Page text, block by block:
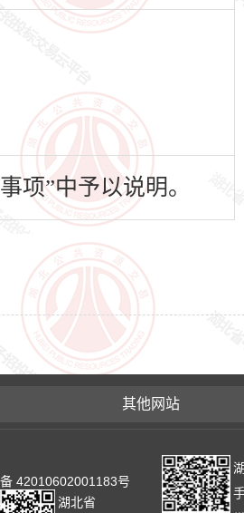
项”中予以说明。
其他网站
42010602001183号
湖北省